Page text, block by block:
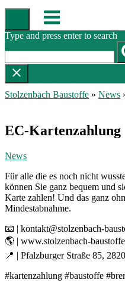
Skip
content
Menu
Type and press enter to search
Stolzenbach Baustoffe » News
EC-Kartenzahlung
News
Für alle die es noch nicht
können Sie ganz bequem und
Karte zahlen! Und das ganz
Mindestabnahme.
📧 | kontakt@stolzenbach-
🌎 | www.stolzenbach-
📍 | Pfalzburger Straße 85,
#kartenzahlung #baustoffe